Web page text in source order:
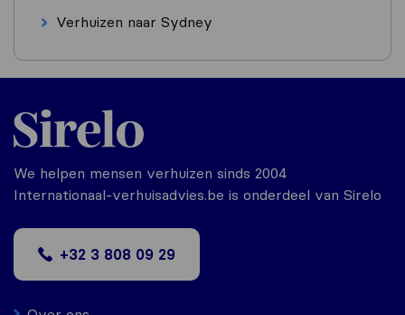
Verhuizen naar Sydney
We helpen mensen verhuizen sinds 2004
Internationaal-verhuisadvies.be is onderdeel van Sirelo
+32 3 808 09 29